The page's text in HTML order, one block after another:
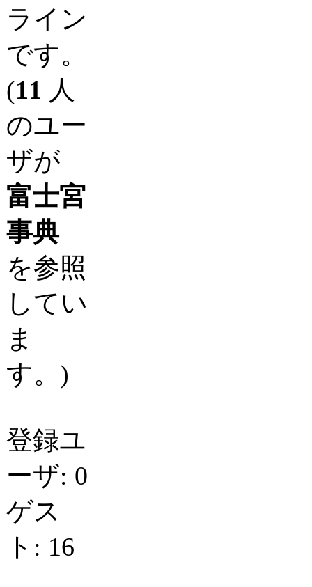
ライン
です。
(11 人
のユー
ザが
富士宮
事典
を参照
してい
ま
す。)
登録ユ
ーザ: 0
ゲス
ト: 16